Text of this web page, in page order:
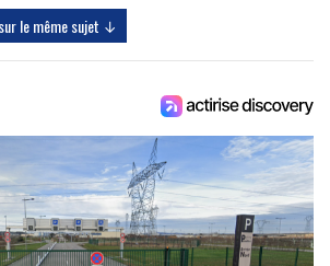
le même sujet ↓